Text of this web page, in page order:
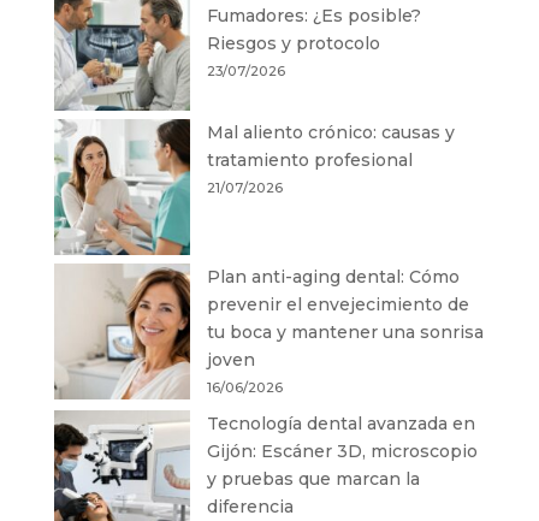
Fumadores: ¿Es posible?
Riesgos y protocolo
23/07/2026
Mal aliento crónico: causas y
tratamiento profesional
21/07/2026
Plan anti-aging dental: Cómo
prevenir el envejecimiento de
tu boca y mantener una sonrisa
joven
16/06/2026
Tecnología dental avanzada en
Gijón: Escáner 3D, microscopio
y pruebas que marcan la
diferencia